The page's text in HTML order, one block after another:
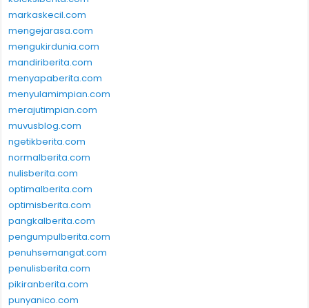
markaskecil.com
mengejarasa.com
mengukirdunia.com
mandiriberita.com
menyapaberita.com
menyulamimpian.com
merajutimpian.com
muvusblog.com
ngetikberita.com
normalberita.com
nulisberita.com
optimalberita.com
optimisberita.com
pangkalberita.com
pengumpulberita.com
penuhsemangat.com
penulisberita.com
pikiranberita.com
punyanico.com